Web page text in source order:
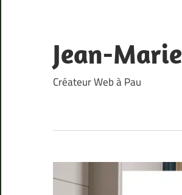
content
Jean-Marie
Créateur Web à Pau